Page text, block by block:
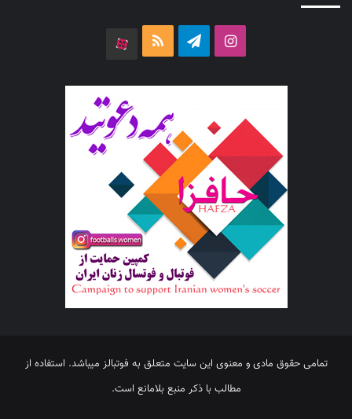
اینستاگرامتلگرام خوراک
تمامی حقوق مادی و معنوی این سایت متعلق به فوتبالز میباشد. استفاده از
مطالب با ذکر منبع بلامانع است.